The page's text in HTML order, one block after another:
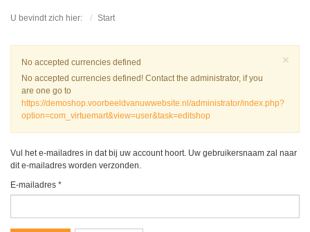
U bevindt zich hier: Start
×
Waarschuwing
No accepted currencies defined
No accepted currencies defined! Contact the administrator, if you
are one go to
https://demoshop.voorbeeldvanuwwebsite.nl/administrator/index.php?
option=com_virtuemart&view=user&task=editshop
Vul het e-mailadres in dat bij uw account hoort. Uw gebruikersnaam zal naar
dit e-mailadres worden verzonden.
E-mailadres *